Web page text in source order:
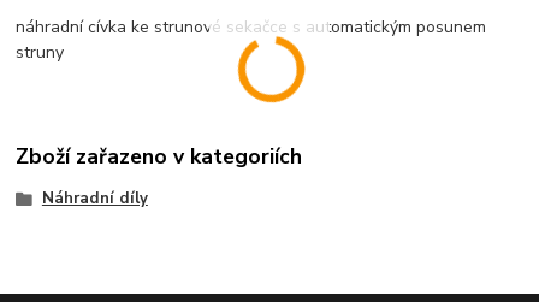
náhradní cívka ke strunové sekačce s automatickým posunem
struny
Zboží zařazeno v kategoriích
Náhradní díly